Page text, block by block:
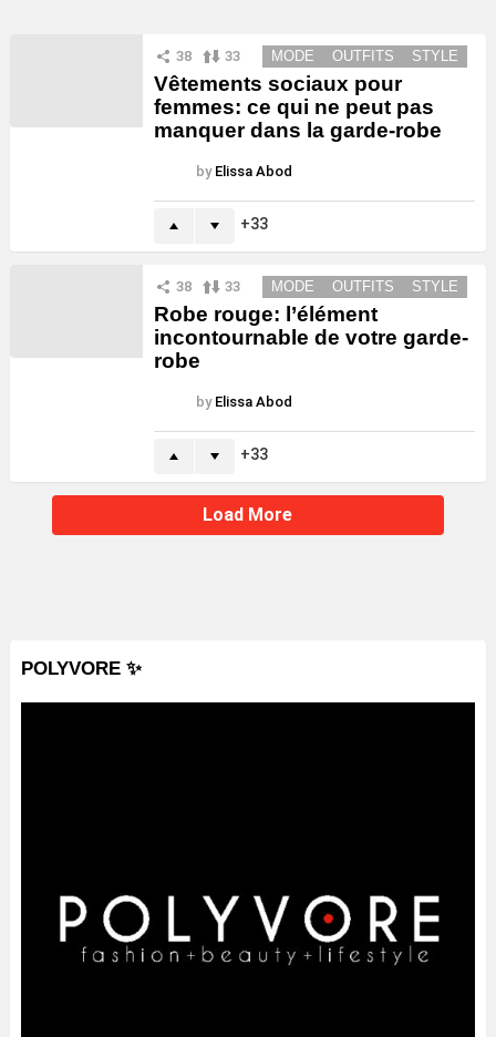
38 33 MODE OUTFITS STYLE
Vêtements sociaux pour
femmes: ce qui ne peut pas
manquer dans la garde-robe
by Elissa Abod
33
38 33 MODE OUTFITS STYLE
Robe rouge: l’élément
incontournable de votre garde-
robe
by Elissa Abod
33
Load More
POLYVORE ✨